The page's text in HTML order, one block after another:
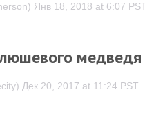
Янв 18, 2018 at 6:07
медведя
Дек 20, 2017 at 11:24 PST